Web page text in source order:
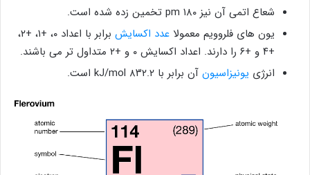
شعاع اتمی آن نیز ۱۸۰ pm تخمین زده شده است.
یون ‌های فلروویم معمولا عدد اکسایش
برابر با اعداد ۰، +۱، +۲،
+۴ و +۶ را دارند. اعداد اکسایش ۰ و +۲ متداول تر می باشند.
انرژی یونیزاسیون آن برابر با ۸۳۲.۲ kJ/mol است.